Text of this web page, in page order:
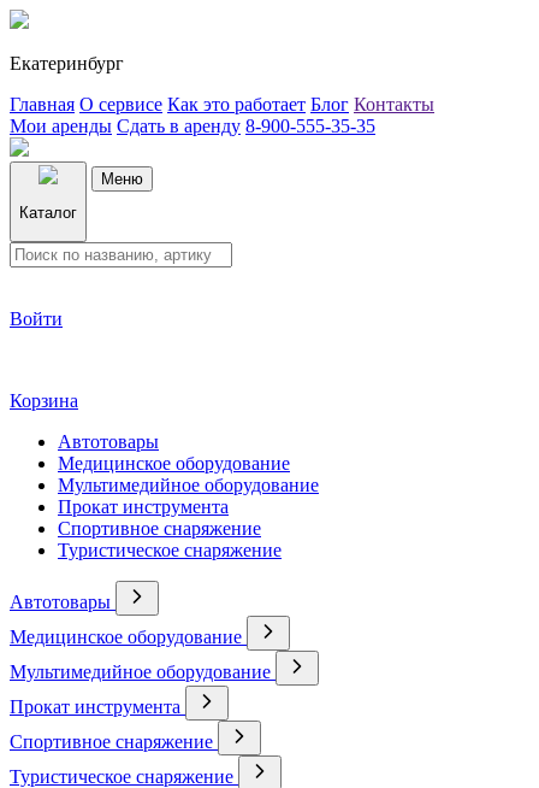
Екатеринбург
Главная О сервисе Как это работает Блог Контакты
Мои аренды Сдать в аренду 8-900-555-35-35
Каталог
Меню
Войти
Корзина
Автотовары
Медицинское оборудование
Мультимедийное оборудование
Прокат инструмента
Спортивное снаряжение
Туристическое снаряжение
Автотовары
Медицинское оборудование
Мультимедийное оборудование
Прокат инструмента
Спортивное снаряжение
Туристическое снаряжение